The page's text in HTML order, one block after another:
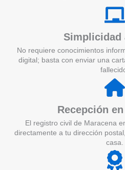
Simplicidad
No requiere conocimientos
digital; basta con enviar una
Recepción
El registro civil de Maracena
directamente a tu dirección
casa.